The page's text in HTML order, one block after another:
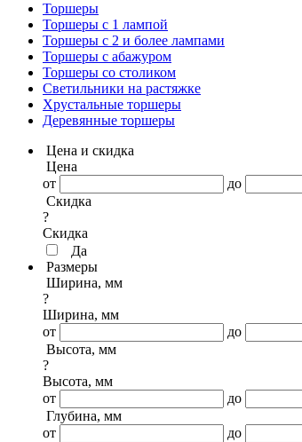
Торшеры
Торшеры с 1 лампой
Торшеры с 2 и более лампами
Торшеры с абажуром
Торшеры со столиком
Светильники на растяжке
Хрустальные торшеры
Деревянные торшеры
Цена и скидка
Цена
от
до
Скидка
?
Скидка
Да
Размеры
Ширина, мм
?
Ширина, мм
от
до
Высота, мм
?
Высота, мм
от
до
Глубина, мм
от
до